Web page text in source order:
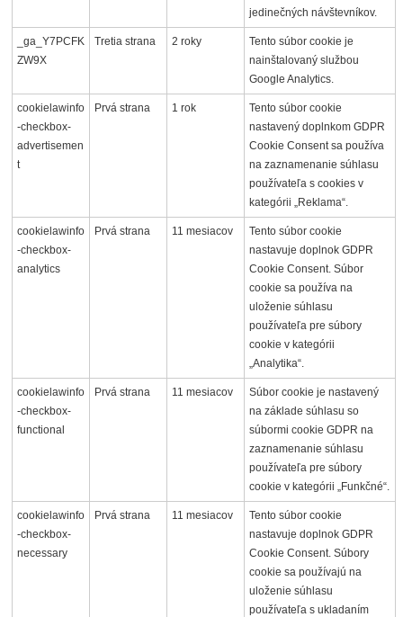
jedinečných návštevníkov.
_ga_Y7PCFK
ZW9X
Tretia strana 2 roky
Tento súbor cookie je
nainštalovaný službou
Google Analytics.
cookielawinfo
-checkbox-
advertisemen
t
Prvá strana 1 rok
Tento súbor cookie
nastavený doplnkom GDPR
Cookie Consent sa používa
na zaznamenanie súhlasu
používateľa s cookies v
kategórii „Reklama“.
cookielawinfo
-checkbox-
analytics
Prvá strana 11 mesiacov
Tento súbor cookie
nastavuje doplnok GDPR
Cookie Consent. Súbor
cookie sa používa na
uloženie súhlasu
používateľa pre súbory
cookie v kategórii
„Analytika“.
cookielawinfo
-checkbox-
functional
Prvá strana 11 mesiacov
Súbor cookie je nastavený
na základe súhlasu so
súbormi cookie GDPR na
zaznamenanie súhlasu
používateľa pre súbory
cookie v kategórii „Funkčné“.
cookielawinfo
-checkbox-
necessary
Prvá strana 11 mesiacov
Tento súbor cookie
nastavuje doplnok GDPR
Cookie Consent. Súbory
cookie sa používajú na
uloženie súhlasu
používateľa s ukladaním